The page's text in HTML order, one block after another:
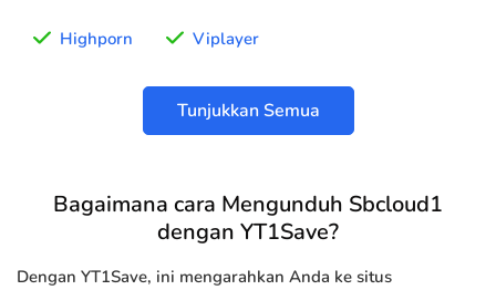
Highporn Viplayer
Tunjukkan Semua
Bagaimana cara Mengunduh Sbcloud1
dengan YT1Save?
Dengan YT1Save, ini mengarahkan Anda ke situs